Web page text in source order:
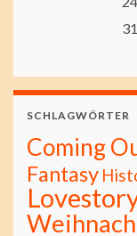
31
SCHLAGWÖRTER
Coming
Fantasy